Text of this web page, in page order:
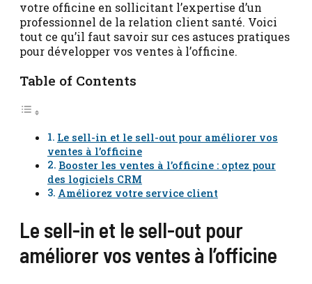
votre officine en sollicitant l’expertise d’un
professionnel de la relation client santé. Voici
tout ce qu’il faut savoir sur ces astuces pratiques
pour développer vos ventes à l’officine.
Table of Contents
Le sell-in et le sell-out pour améliorer vos
ventes à l’officine
Booster les ventes à l’officine : optez pour
des logiciels CRM
Améliorez votre service client
Le sell-in et le sell-out pour
améliorer vos ventes à l’officine